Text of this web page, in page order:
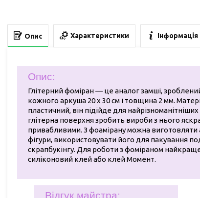
Опис Характеристики
Опис:
Глітерний фоміран — це аналог замші, зроблений
кожного аркуша 20 х 30 см і товщина 2 мм.
пластичний, він підійде для
глітерна поверхня зробить вироби з нього
привабливими. З фоамірану можна виготовляти
фігури, використовувати його для пакування
скрапбукінгу. Для роботи з фоміраном
силіконовий клей або клей Момент.
Відгук майстра: